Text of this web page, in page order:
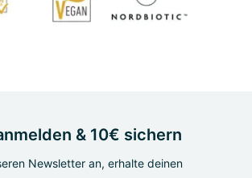
& 10€ sichern
Newsletter an, erhalte deinen